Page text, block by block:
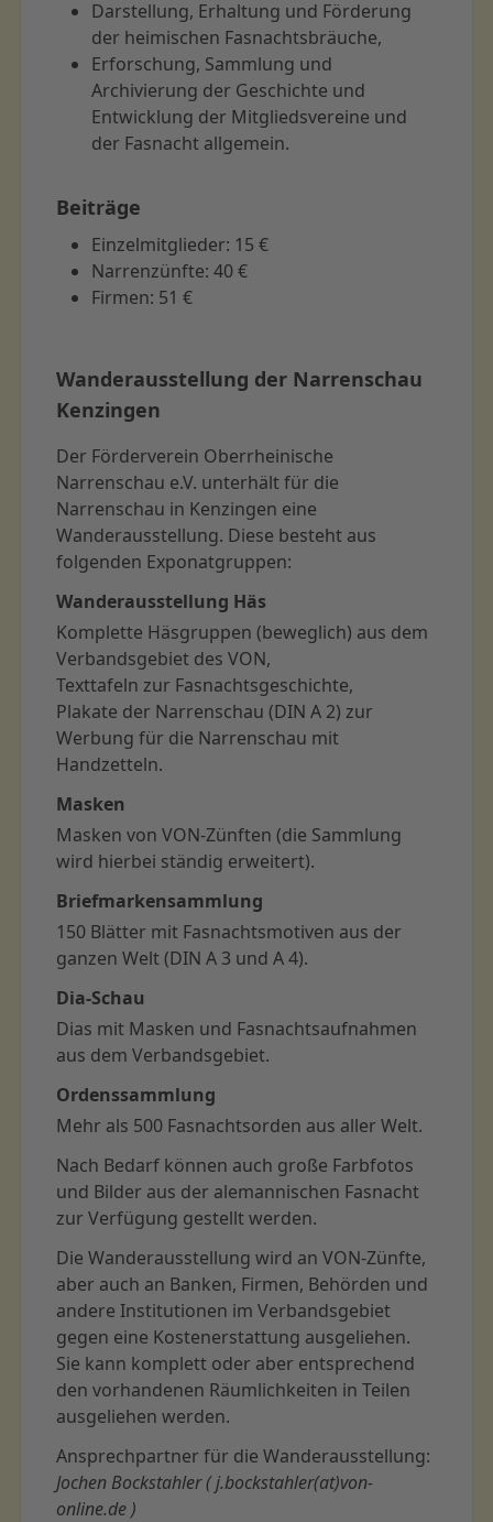
Darstellung, Erhaltung und Förderung
der heimischen Fasnachtsbräuche,
Erforschung, Sammlung und
Archivierung der Geschichte und
Entwicklung der Mitgliedsvereine und
der Fasnacht allgemein.
Beiträge
Einzelmitglieder: 15 €
Narrenzünfte: 40 €
Firmen: 51 €
Wanderausstellung der Narrenschau
Kenzingen
Der Förderverein Oberrheinische
Narrenschau e.V. unterhält für die
Narrenschau in Kenzingen eine
Wanderausstellung. Diese besteht aus
folgenden Exponatgruppen:
Wanderausstellung Häs
Komplette Häsgruppen (beweglich) aus dem
Verbandsgebiet des VON,
Texttafeln zur Fasnachtsgeschichte,
Plakate der Narrenschau (DIN A 2) zur
Werbung für die Narrenschau mit
Handzetteln.
Masken
Masken von VON-Zünften (die Sammlung
wird hierbei ständig erweitert).
Briefmarkensammlung
150 Blätter mit Fasnachtsmotiven aus der
ganzen Welt (DIN A 3 und A 4).
Dia-Schau
Dias mit Masken und Fasnachtsaufnahmen
aus dem Verbandsgebiet.
Ordenssammlung
Mehr als 500 Fasnachtsorden aus aller Welt.
Nach Bedarf können auch große Farbfotos
und Bilder aus der alemannischen Fasnacht
zur Verfügung gestellt werden.
Die Wanderausstellung wird an VON-Zünfte,
aber auch an Banken, Firmen, Behörden und
andere Institutionen im Verbandsgebiet
gegen eine Kostenerstattung ausgeliehen.
Sie kann komplett oder aber entsprechend
den vorhandenen Räumlichkeiten in Teilen
ausgeliehen werden.
Ansprechpartner für die Wanderausstellung:
Jochen Bockstahler ( j.bockstahler(at)von-
online.de )